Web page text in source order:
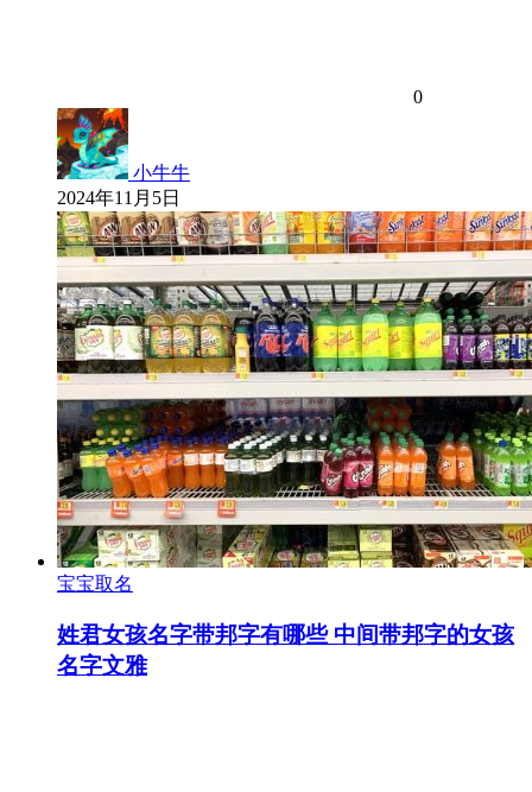
0
小牛牛
2024年11月5日
宝宝取名
姓君女孩名字带邦字有哪些 中间带邦字的女孩
名字文雅